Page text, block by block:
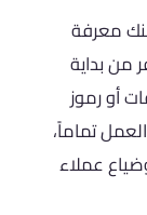
منك معرفة
من بداية
أو رموز
تماماً،
عملاء